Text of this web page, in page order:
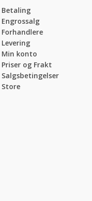
Betaling
Engrossalg
Forhandlere
Levering
Min konto
Priser og Frakt
Salgsbetingelser
Store